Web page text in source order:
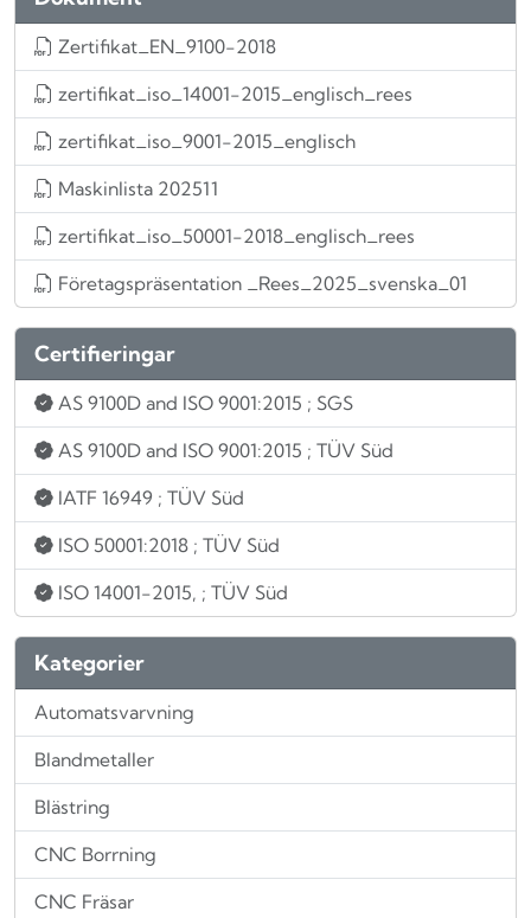
Zertifikat_EN_9100-2018
zertifikat_iso_14001-2015_englisch_rees
zertifikat_iso_9001-2015_englisch
Maskinlista 202511
zertifikat_iso_50001-2018_englisch_rees
Företagspräsentation _Rees_2025_svenska_01
Certifieringar
AS 9100D and ISO 9001:2015 ; SGS
AS 9100D and ISO 9001:2015 ; TÜV Süd
IATF 16949 ; TÜV Süd
ISO 50001:2018 ; TÜV Süd
ISO 14001-2015, ; TÜV Süd
Kategorier
Automatsvarvning
Blandmetaller
Blästring
CNC Borrning
CNC Fräsar